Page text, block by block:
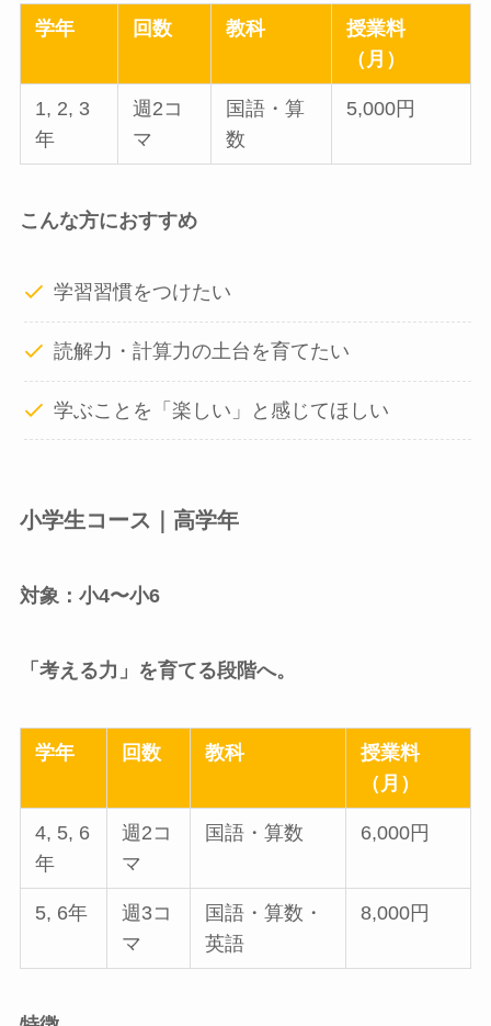
学年 回数 教科
授業料
（月）
1, 2, 3
年
週2コ
マ
国語・算
数
5,000円
こんな方におすすめ
学習習慣をつけたい
読解力・計算力の土台を育てたい
学ぶことを「楽しい」と感じてほしい
小学生コース｜高学年
対象：小4〜小6
「考える力」を育てる段階へ。
学年 回数 教科
授業料
（月）
4, 5, 6
年
週2コ
マ
国語・算数 6,000円
5, 6年
週3コ
マ
国語・算数・
英語
8,000円